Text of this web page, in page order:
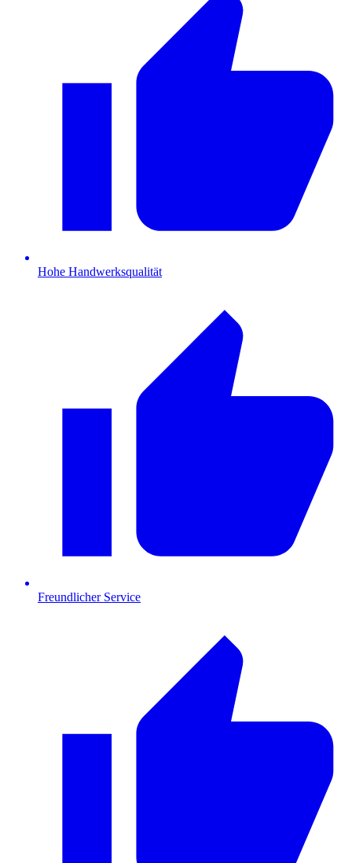
Hohe Handwerksqualität
Freundlicher Service